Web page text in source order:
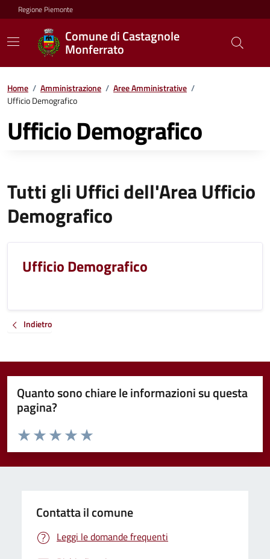
Regione Piemonte
Comune di Castagnole
Monferrato
Home / Amministrazione / Aree Amministrative /
Ufficio Demografico
Ufficio Demografico
Tutti gli Uffici dell'Area Ufficio
Demografico
Ufficio Demografico
Indietro
Quanto sono chiare le informazioni su questa
pagina?
Valuta da 1 a 5 stelle la pagina
Valuta 5 stelle su 5
Valuta 4 stelle su 5
Valuta 3 stelle su 5
Valuta 2 stelle su 5
Valuta 1 stelle su 5
Contatta il comune
Leggi le domande frequenti